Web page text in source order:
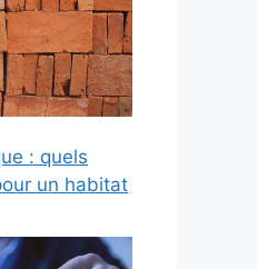
: quels
un habitat